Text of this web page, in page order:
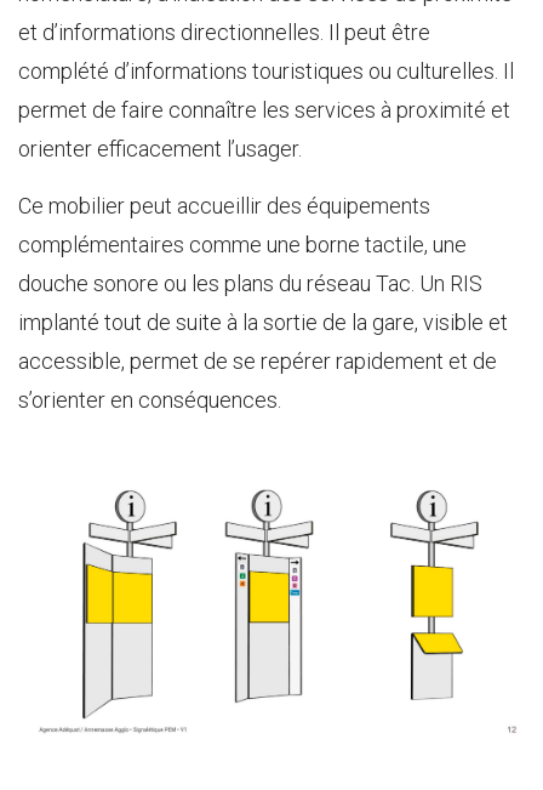
et d’informations directionnelles. Il peut être
complété d’informations touristiques ou culturelles. Il
permet de faire connaître les services à proximité et
orienter efficacement l’usager.
Ce mobilier peut accueillir des équipements
complémentaires comme une borne tactile, une
douche sonore ou les plans du réseau Tac. Un RIS
implanté tout de suite à la sortie de la gare, visible et
accessible, permet de se repérer rapidement et de
s’orienter en conséquences.